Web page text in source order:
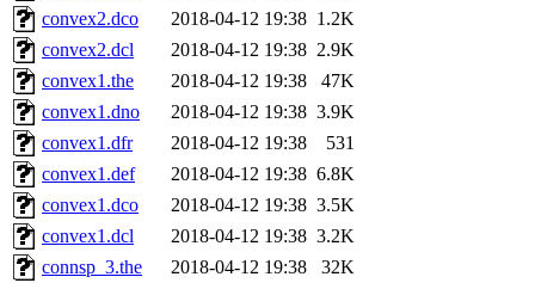
convex2.dco
2018-04-12 19:38 1.2K
convex2.dcl
2018-04-12 19:38 2.9K
convex1.the
2018-04-12 19:38
47K
convex1.dno
2018-04-12 19:38 3.9K
convex1.dfr
2018-04-12 19:38
531
convex1.def
2018-04-12 19:38 6.8K
convex1.dco
2018-04-12 19:38 3.5K
convex1.dcl
2018-04-12 19:38 3.2K
connsp_3.the
2018-04-12 19:38
32K